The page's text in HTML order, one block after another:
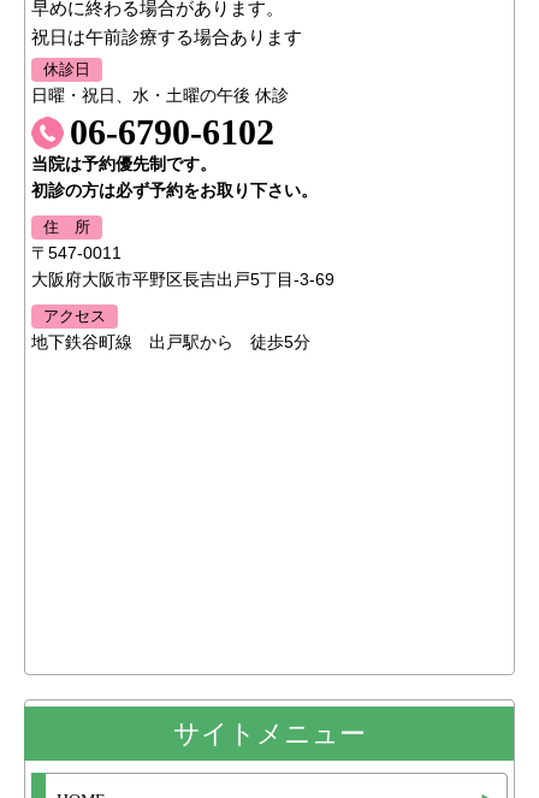
早めに終わる場合があります。
祝日は午前診療する場合あります
休診日
日曜・祝日、水・土曜の午後 休診
06-6790-6102
当院は予約優先制です。
初診の方は必ず予約をお取り下さい。
住 所
〒547-0011
大阪府大阪市平野区長吉出戸5丁目-3-69
アクセス
地下鉄谷町線 出戸駅から 徒歩5分
サイトメニュー